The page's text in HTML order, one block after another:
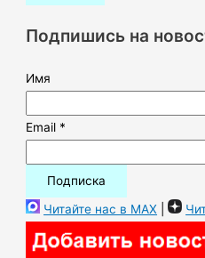
:Подпишись на
Имя
Email *
Читайте нас в MAX |